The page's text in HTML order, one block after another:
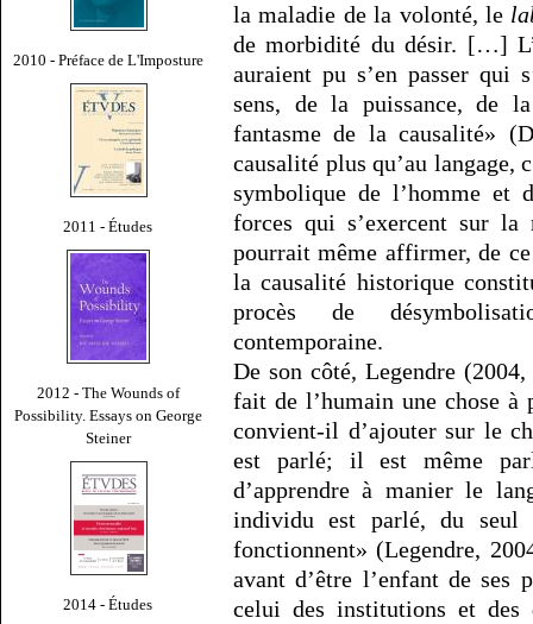
2010 - Préface de L'Imposture
2011 - Études
2012 - The Wounds of
Possibility. Essays on George
Steiner
2014 - Études
la maladie de la volonté, le
de morbidité du désir. […]
auraient pu s’en passer qui
sens, de la puissance, de
fantasme de la causalité»
causalité plus qu’au langage,
symbolique de l’homme et
forces qui s’exercent sur
pourrait même affirmer, de
la causalité historique
procès de
contemporaine.
De son côté, Legendre
fait de l’humain une chose
convient-il d’ajouter sur le
est parlé; il est même
d’apprendre à manier le
individu est parlé, du
fonctionnent» (Legendre,
avant d’être l’enfant de ses
celui des institutions et des